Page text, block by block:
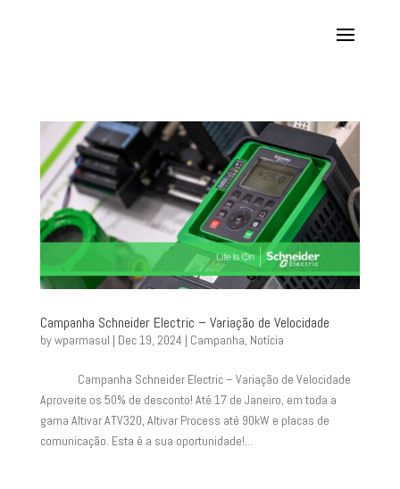
Campanha Schneider Electric – Variação de Velocidade
bywparmasul | Dec 19, 2024 | Campanha, Notícia
Campanha Schneider Electric – Variação de Velocidade
Aproveite os 50% de desconto! Até 17 de Janeiro, em toda a
gama Altivar ATV320, Altivar Process até 90kW e placas de
comunicação. Esta é a sua oportunidade!...